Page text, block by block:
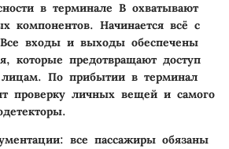
в терминале B охватывают
компонентов. Начинается всё с
Все входы и выходы обеспечены
которые предотвращают доступ
лицам. По прибытии в терминал
проверку личных вещей и самого
все пассажиры обязаны